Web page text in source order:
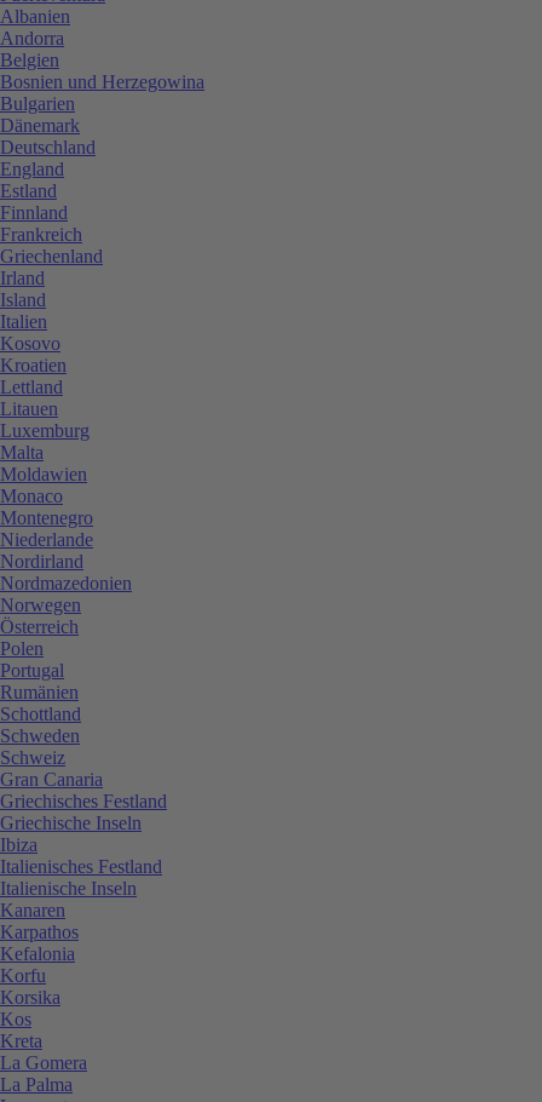
Albanien
Andorra
Belgien
Bosnien und Herzegowina
Bulgarien
Dänemark
Deutschland
England
Estland
Finnland
Frankreich
Griechenland
Irland
Island
Italien
Kosovo
Kroatien
Lettland
Litauen
Luxemburg
Malta
Moldawien
Monaco
Montenegro
Niederlande
Nordirland
Nordmazedonien
Norwegen
Österreich
Polen
Portugal
Rumänien
Schottland
Schweden
Schweiz
Gran Canaria
Griechisches Festland
Griechische Inseln
Ibiza
Italienisches Festland
Italienische Inseln
Kanaren
Karpathos
Kefalonia
Korfu
Korsika
Kos
Kreta
La Gomera
La Palma